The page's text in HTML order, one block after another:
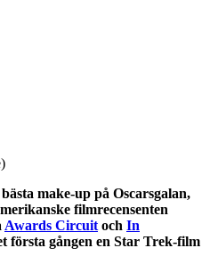
make-up på Oscarsgalan,
filmrecensenten
Awards Circuit och In
första gången en Star Trek-film